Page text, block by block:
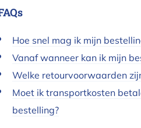
Hoe snel mag ik mijn
Vanaf wanneer kan ik mijn
Welke retourvoorwaarden
Moet ik transportkosten
bestelling?